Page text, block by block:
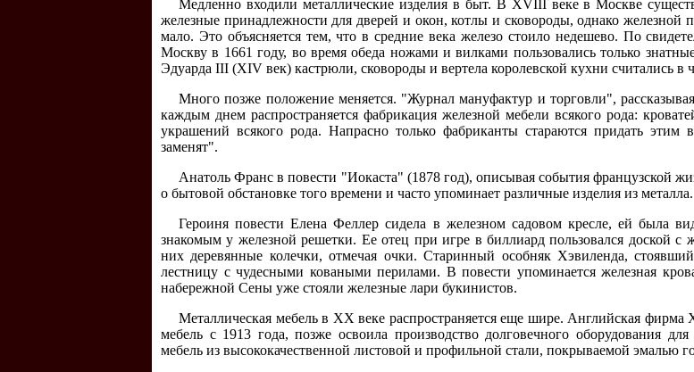
Медленно входили металлические изделия в быт. В XVIII веке в Москве
железные принадлежности для дверей и окон, котлы и сковороды, однако
мало. Это объясняется тем, что в средние века железо стоило недешево. По
Москву в 1661 году, во время обеда ножами и вилками пользовались только
Эдуарда III (XIV век) кастрюли, сковороды и вертела королевской кухни считались в
Много позже положение меняется. "Журнал мануфактур и торговли",
каждым днем распространяется фабрикация железной мебели всякого рода:
украшений всякого рода. Напрасно только фабриканты стараются придать
заменят".
Анатоль Франс в повести "Иокаста" (1878 год), описывая события французской
о бытовой обстановке того времени и часто упоминает различные изделия из металла.
Героиня повести Елена Феллер сидела в железном садовом кресле, ей была
знакомым у железной решетки. Ее отец при игре в биллиард пользовался доской
них деревянные колечки, отмечая очки. Старинный особняк Хэвиленда,
лестницу с чудесными коваными перилами. В повести упоминается железная
набережной Сены уже стояли железные лари букинистов.
Металлическая мебель в XX веке распространяется еще шире. Английская
мебель с 1913 года, позже освоила производство долговечного оборудования
мебель из высококачественной листовой и профильной стали, покрываемой эмалью